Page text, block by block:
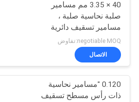
منتجات
معلومات
جولة
40 × 3.35 مم مسامير
صلبة نحاسية صلبة ،
مسامير تسقيف دائرية
للساق الحلقي
negotiable MOQ:تفاوض
الاتصال
0.120 "مسامير نحاسية
ذات رأس مسطح تسقيف